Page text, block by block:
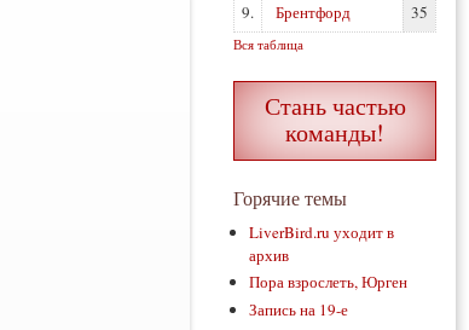
9. Брентфорд 35
Вся таблица
Стань частью
команды!
Горячие темы
LiverBird.ru уходит в
архив
Пора взрослеть, Юрген
Запись на 19-е